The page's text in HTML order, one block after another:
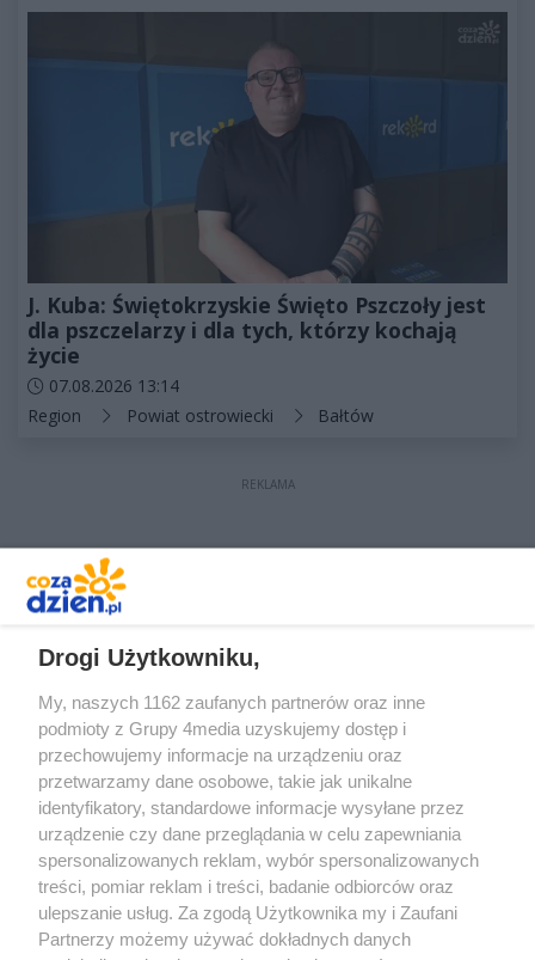
J. Kuba: Świętokrzyskie Święto Pszczoły jest
dla pszczelarzy i dla tych, którzy kochają
życie
Data dodania artykułu:
07.08.2026 13:14
Kategorie artykułu:
Region Powiat ostrowiecki Bałtów
REKLAMA
Prywatność Reklama Redakcja Praca Kielce
Drogi Użytkowniku,
My, naszych 1162 zaufanych partnerów oraz inne
podmioty z Grupy 4media uzyskujemy dostęp i
przechowujemy informacje na urządzeniu oraz
przetwarzamy dane osobowe, takie jak unikalne
identyfikatory, standardowe informacje wysyłane przez
urządzenie czy dane przeglądania w celu zapewniania
spersonalizowanych reklam, wybór spersonalizowanych
treści, pomiar reklam i treści, badanie odbiorców oraz
ulepszanie usług. Za zgodą Użytkownika my i Zaufani
Partnerzy możemy używać dokładnych danych